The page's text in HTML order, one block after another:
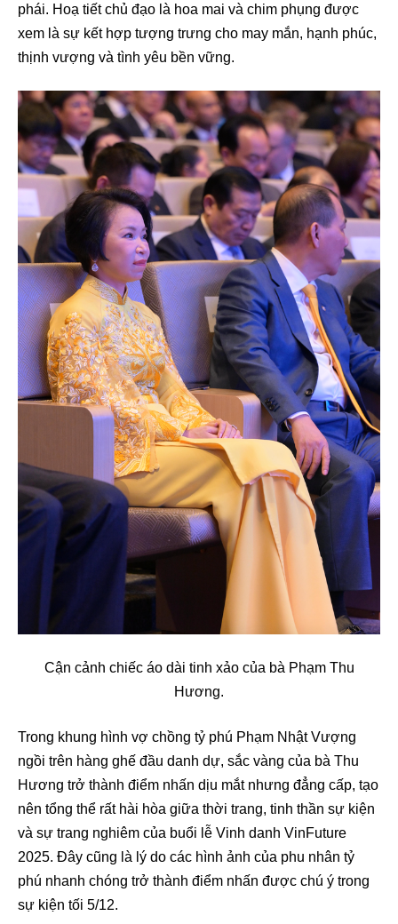
phái. Hoạ tiết chủ đạo là hoa mai và chim phụng được
xem là sự kết hợp tượng trưng cho may mắn, hạnh phúc,
thịnh vượng và tình yêu bền vững.
Cận cảnh chiếc áo dài tinh xảo của bà Phạm Thu
Hương.
Trong khung hình vợ chồng tỷ phú Phạm Nhật Vượng
ngồi trên hàng ghế đầu danh dự, sắc vàng của bà Thu
Hương trở thành điểm nhấn dịu mắt nhưng đẳng cấp, tạo
nên tổng thể rất hài hòa giữa thời trang, tinh thần sự kiện
và sự trang nghiêm của buổi lễ Vinh danh VinFuture
2025. Đây cũng là lý do các hình ảnh của phu nhân tỷ
phú nhanh chóng trở thành điểm nhấn được chú ý trong
sự kiện tối 5/12.